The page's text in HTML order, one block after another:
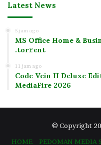
Latest News
5 jam ago
MS Office Home &
.tоr𝚛еnt
11 jam ago
Code Vein II Deluxe
MediaFire 2026
© Copyright
HOME
PEDOMAN MEDIA